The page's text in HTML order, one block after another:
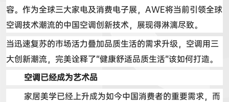
容。作为全球三大家电及消费电子展， AWE将当前引领全球
空调技术潮流的中国空调创新技术，展现得淋漓尽致。
当迅速复苏的市场活力叠加品质生活的需求升级，空调用三
大创新潮流，完美诠释了“健康舒适品质生活”该如何打造。
空调已经成为艺术品
家居美学已经上升成为如今中国消费者的重要需求，而